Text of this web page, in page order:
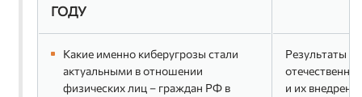
Евгений Царев
управляющий, RTM Group
ГОДУ
Какие именно киберугрозы стали
актуальными в отношении
физических лиц – граждан РФ в
Результаты
и их